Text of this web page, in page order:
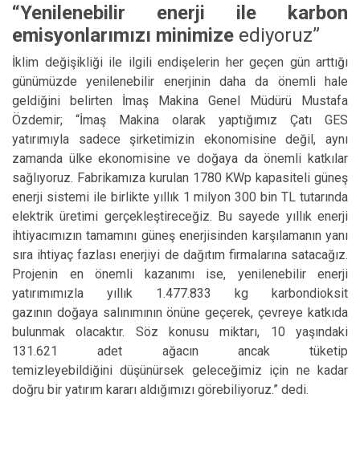
“Yenilenebilir enerji ile karbon
emisyonlarımızı minimize ediyoruz”
İklim değişikliği ile ilgili endişelerin her geçen gün arttığı
günümüzde yenilenebilir enerjinin daha da önemli hale
geldiğini belirten İmaş Makina Genel Müdürü Mustafa
Özdemir; “İmaş Makina olarak yaptığımız Çatı GES
yatırımıyla sadece şirketimizin ekonomisine değil, aynı
zamanda ülke ekonomisine ve doğaya da önemli katkılar
sağlıyoruz. Fabrikamıza kurulan 1780 KWp kapasiteli güneş
enerji sistemi ile birlikte yıllık 1 milyon 300 bin TL tutarında
elektrik üretimi gerçekleştireceğiz. Bu sayede yıllık enerji
ihtiyacımızın tamamını güneş enerjisinden karşılamanın yanı
sıra ihtiyaç fazlası enerjiyi de dağıtım firmalarına satacağız.
Projenin en önemli kazanımı ise, yenilenebilir enerji
yatırımımızla yıllık 1.477.833 kg karbondioksit
gazının doğaya salınımının önüne geçerek, çevreye katkıda
bulunmak olacaktır. Söz konusu miktarı, 10 yaşındaki
131.621 adet ağacın ancak tüketip
temizleyebildiğini düşünürsek geleceğimiz için ne kadar
doğru bir yatırım kararı aldığımızı görebiliyoruz.” dedi.